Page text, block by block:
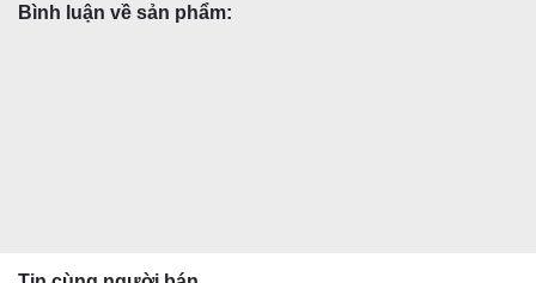
Bình luận về sản phẩm: